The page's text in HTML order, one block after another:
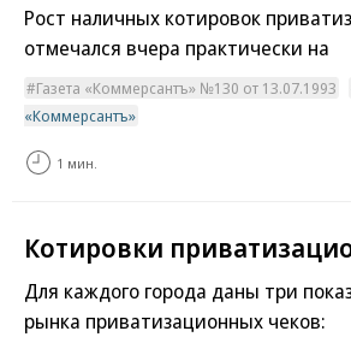
Рост наличных котировок
отмечался вчера практически на
Газета «Коммерсантъ» №130 от 13.07.1993
«Коммерсантъ»
1 мин.
Котировки
Для каждого города даны три
рынка приватизационных чеков: